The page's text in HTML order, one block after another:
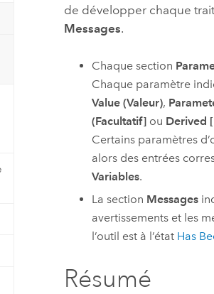
de développer chaque
Messages.
Chaque section
Chaque paramètre
Value (Valeur),
(Facultatif]ou Derived
Certains paramètres
alors des entrées
Variables.
La section Messages
avertissements et les
l’outil est à l’état Has
Résumé